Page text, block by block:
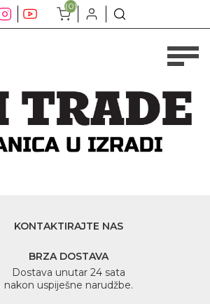
(0)
KONTAKTIRAJTE NAS
BRZA DOSTAVA
Dostava unutar 24 sata
nakon uspiješne narudžbe.